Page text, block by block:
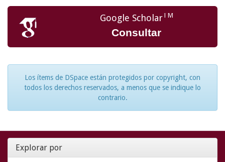
Google ScholarTM
Consultar
Los ítems de DSpace están protegidos por copyright, con
todos los derechos reservados, a menos que se indique lo
contrario.
Explorar por